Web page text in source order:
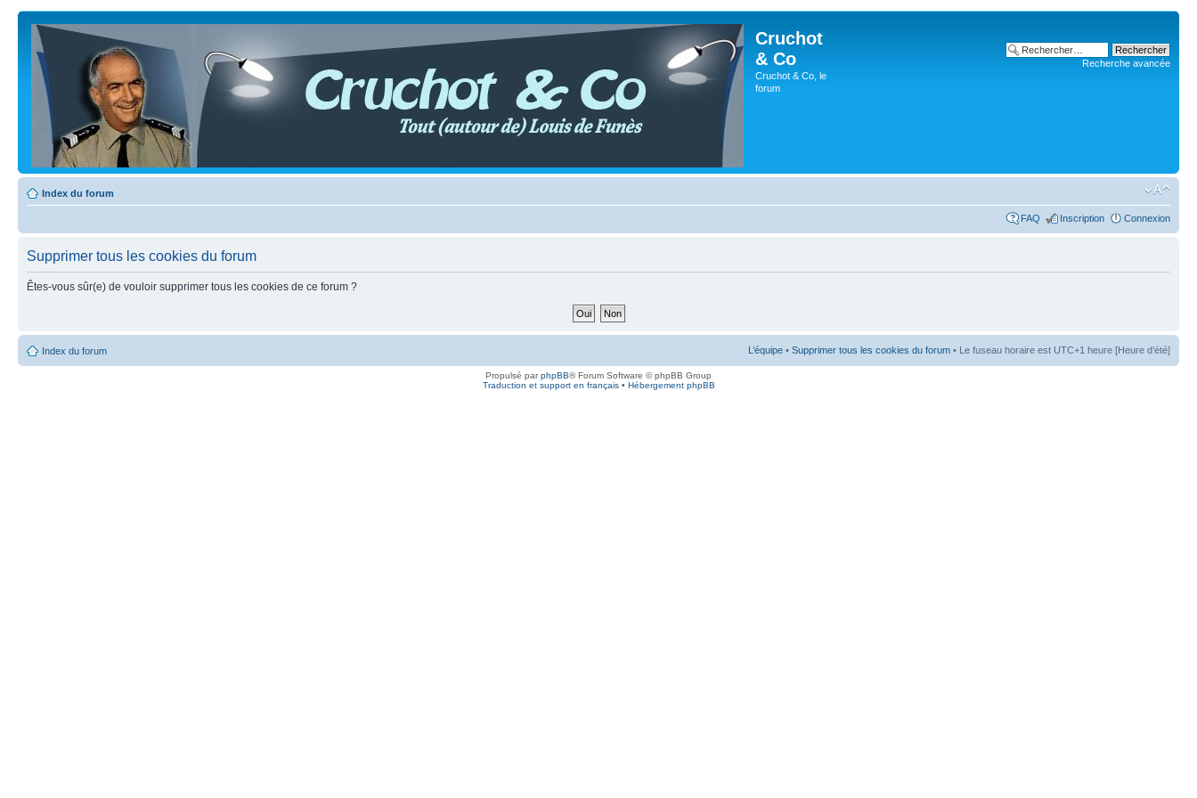
Cruchot
& Co
Cruchot & Co, le
forum
Recherche avancée
Index du forum
FAQ Inscription Connexion
Supprimer tous les cookies du forum
Êtes-vous sûr(e) de vouloir supprimer tous les cookies de ce forum ?
Index du forum L’équipe • Supprimer tous les cookies du forum • Le fuseau horaire est UTC+1 heure [Heure d’été]
Propulsé parphpBB® Forum Software © phpBB Group
Traduction et support en français• Hébergement phpBB